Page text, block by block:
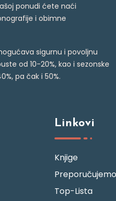
ponudi ćete naći
i obimne
sigurnu i povoljnu
od 10-20%, kao i sezonske
pa čak i 50%.
Linkovi
Knjige
Preporučujemo
Top-Lista